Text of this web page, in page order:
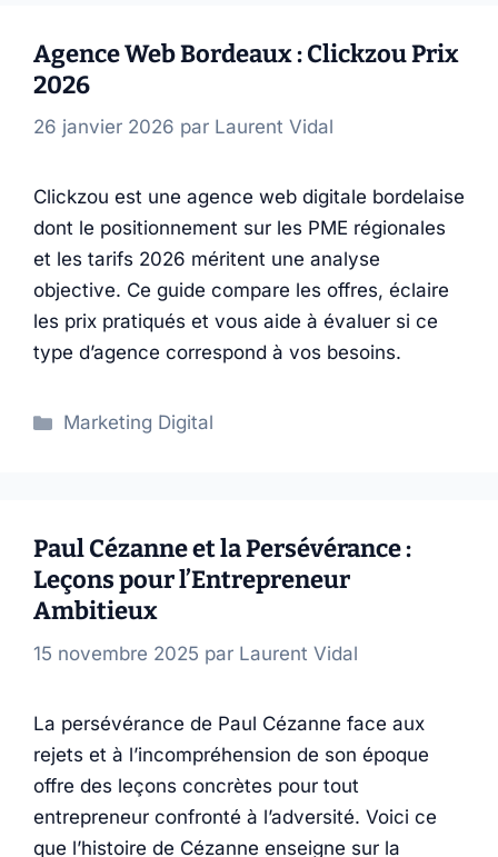
Agence Web Bordeaux : Clickzou Prix
2026
26 janvier 2026 par Laurent Vidal
Clickzou est une agence web digitale bordelaise
dont le positionnement sur les PME régionales
et les tarifs 2026 méritent une analyse
objective. Ce guide compare les offres, éclaire
les prix pratiqués et vous aide à évaluer si ce
type d’agence correspond à vos besoins.
Catégories
Marketing Digital
Paul Cézanne et la Persévérance :
Leçons pour l’Entrepreneur
Ambitieux
15 novembre 2025 par Laurent Vidal
La persévérance de Paul Cézanne face aux
rejets et à l’incompréhension de son époque
offre des leçons concrètes pour tout
entrepreneur confronté à l’adversité. Voici ce
que l’histoire de Cézanne enseigne sur la